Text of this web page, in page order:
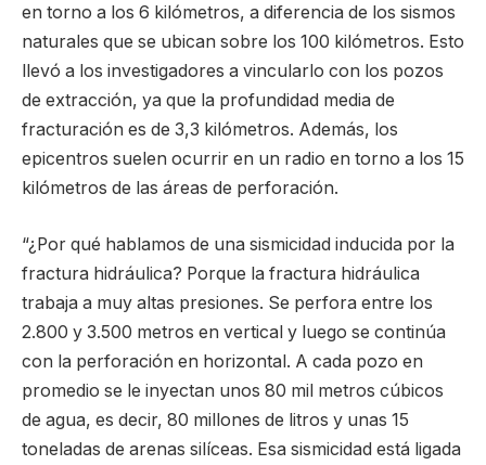
en torno a los 6 kilómetros, a diferencia de los sismos
naturales que se ubican sobre los 100 kilómetros. Esto
llevó a los investigadores a vincularlo con los pozos
de extracción, ya que la profundidad media de
fracturación es de 3,3 kilómetros. Además, los
epicentros suelen ocurrir en un radio en torno a los 15
kilómetros de las áreas de perforación.
“¿Por qué hablamos de una sismicidad inducida por la
fractura hidráulica? Porque la fractura hidráulica
trabaja a muy altas presiones. Se perfora entre los
2.800 y 3.500 metros en vertical y luego se continúa
con la perforación en horizontal. A cada pozo en
promedio se le inyectan unos 80 mil metros cúbicos
de agua, es decir, 80 millones de litros y unas 15
toneladas de arenas silíceas. Esa sismicidad está ligada